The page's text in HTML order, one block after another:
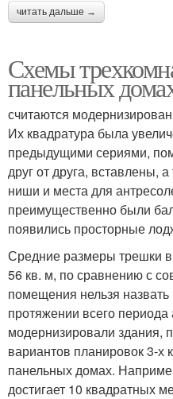
читать дальше →
Схемы
панельных
считаются
Их квадратура была
предыдущими сериями,
друг от друга, вставлены,
ниши и места для
преимущественно были
появились просторные
Средние размеры трешки
56 кв. м, по сравнению с
помещения нельзя
протяжении всего периода
модернизировали здания,
вариантов планировок 3-х
панельных домах.
достигает 10 квадратных